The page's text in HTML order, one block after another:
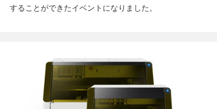
することができたイベントになりました。